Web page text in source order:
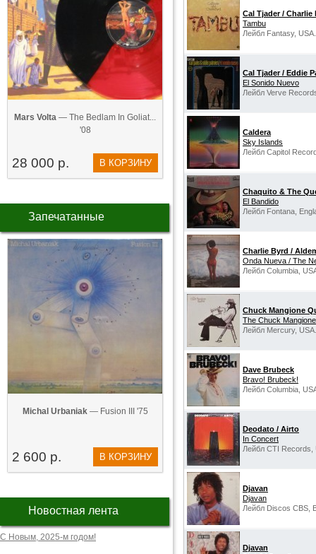
Mars Volta — The Bedlam In Goliat...
'08
28 000 р. В КОРЗИНУ
Запечатанные
Michal Urbaniak— Fusion III '75
2 600 р. В КОРЗИНУ
Новостная лента
С Новым, 2025-м годом!
Cal Tjader / Charlie
Tambu
Лейбл Fantasy, USA.
Cal Tjader / Eddie
El Sonido Nuevo
Лейбл Verve
Caldera
Sky Islands
Лейбл Capitol
Chaquito & The
El Bandido
Лейбл Fontana,
Charlie Byrd /
Onda Nueva / The
Лейбл Columbia,
Chuck Mangione
The Chuck
Лейбл Mercury, USA.
Dave Brubeck
Bravo! Brubeck!
Лейбл Columbia,
Deodato / Airto
In Concert
Лейбл CTI Records,
Djavan
Djavan
Лейбл Discos CBS,
Djavan